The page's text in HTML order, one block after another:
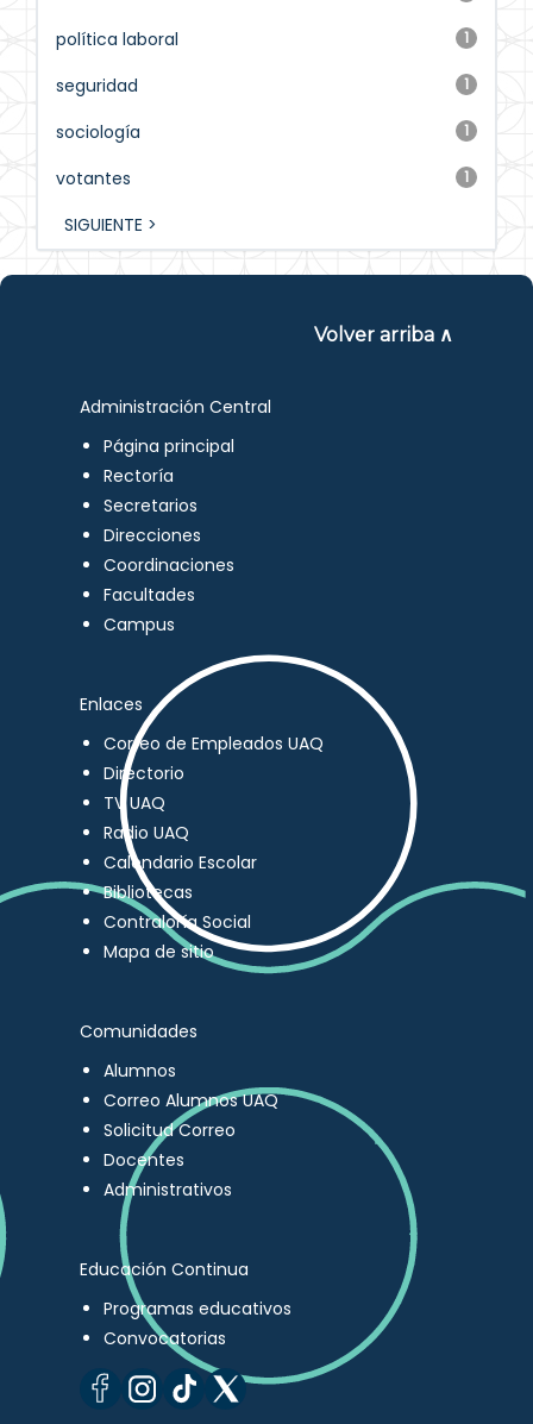
1
política laboral
1
seguridad
1
sociología
1
votantes
SIGUIENTE >
Volver arriba ∧
Administración Central
Página principal
Rectoría
Secretarios
Direcciones
Coordinaciones
Facultades
Campus
Enlaces
Correo de Empleados UAQ
Directorio
TV UAQ
Radio UAQ
Calendario Escolar
Bibliotecas
Contraloría Social
Mapa de sitio
Comunidades
Alumnos
Correo Alumnos UAQ
Solicitud Correo
Docentes
Administrativos
Educación Continua
Programas educativos
Convocatorias